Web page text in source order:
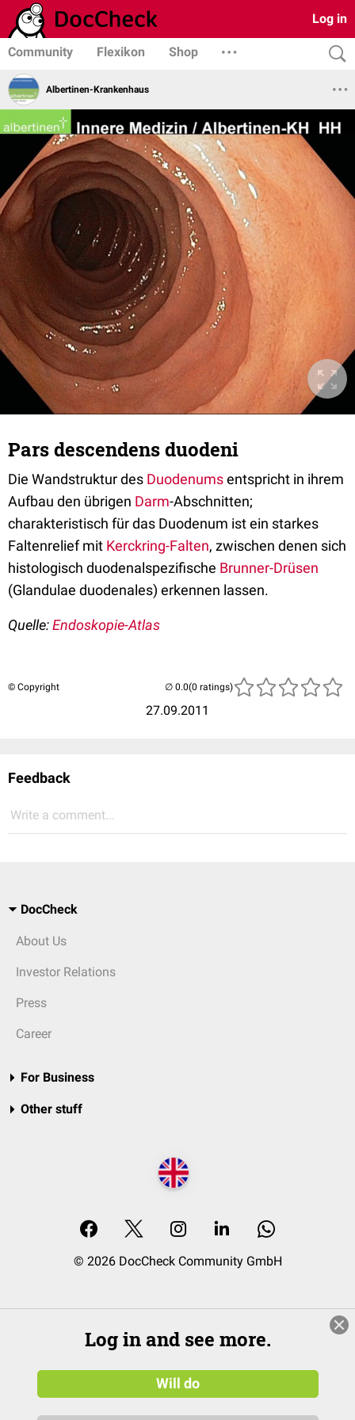
Log in
Community Flexikon Shop
Albertinen-Krankenhaus
Pars descendens duodeni
Die Wandstruktur des Duodenumsentspricht in ihrem
Aufbau den übrigen Darm-Abschnitten;
charakteristisch für das Duodenum ist ein starkes
Faltenrelief mit Kerckring-Falten, zwischen denen sich
histologisch duodenalspezifische Brunner-Drüsen
(Glandulae duodenales) erkennen lassen.
Quelle:Endoskopie-Atlas
© Copyright
27.09.2011
(0 ratings)
Feedback
Write a comment...
DocCheck
About Us
Investor Relations
Press
Career
For Business
Other stuff
© 2026 DocCheck Community GmbH
Log in and see more.
Will do